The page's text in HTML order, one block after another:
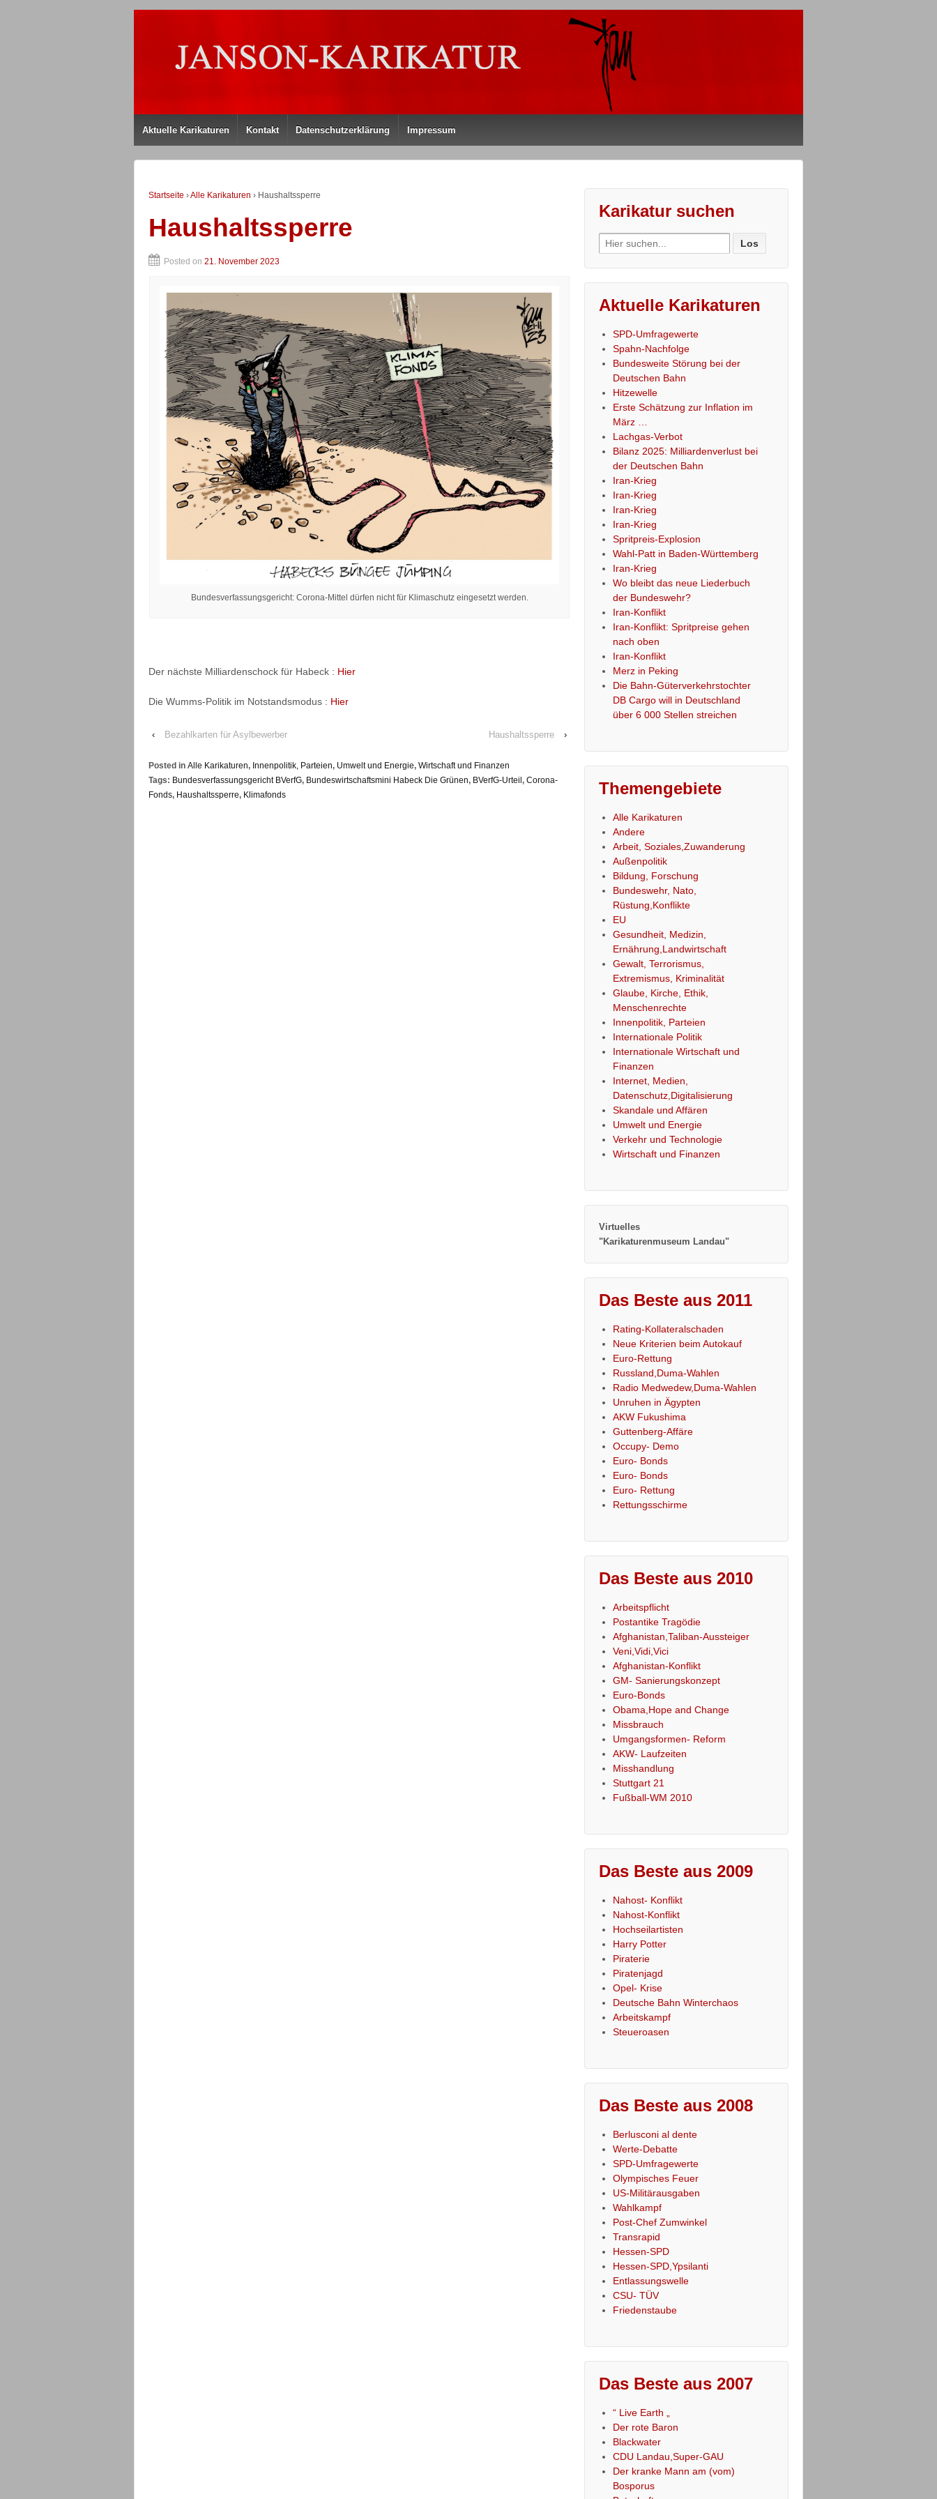
Aktuelle Karikaturen Kontakt Datenschutzerklärung Impressum
Startseite ›Alle Karikaturen › Haushaltssperre
Haushaltssperre
Posted on 21. November 2023
Bundesverfassungsgericht: Corona-Mittel dürfen nicht für Klimaschutz eingesetzt werden.
Der nächste Milliardenschock für Habeck : Hier
Die Wumms-Politik im Notstandsmodus : Hier
‹ Bezahlkarten für Asylbewerber Haushaltssperre ›
Posted in Alle Karikaturen, Innenpolitik, Parteien, Umwelt und Energie, Wirtschaft und Finanzen
Tags: Bundesverfassungsgericht BVerfG, Bundeswirtschaftsmini Habeck Die Grünen, BVerfG-Urteil, Corona-
Fonds, Haushaltssperre, Klimafonds
Karikatur suchen
Search
for:
Aktuelle Karikaturen
SPD-Umfragewerte
Spahn-Nachfolge
Bundesweite Störung bei der
Deutschen Bahn
Hitzewelle
Erste Schätzung zur Inflation im
März …
Lachgas-Verbot
Bilanz 2025: Milliardenverlust bei
der Deutschen Bahn
Iran-Krieg
Iran-Krieg
Iran-Krieg
Iran-Krieg
Spritpreis-Explosion
Wahl-Patt in Baden-Württemberg
Iran-Krieg
Wo bleibt das neue Liederbuch
der Bundeswehr?
Iran-Konflikt
Iran-Konflikt: Spritpreise gehen
nach oben
Iran-Konflikt
Merz in Peking
Die Bahn-Güterverkehrstochter
DB Cargo will in Deutschland
über 6 000 Stellen streichen
Themengebiete
Alle Karikaturen
Andere
Arbeit, Soziales,Zuwanderung
Außenpolitik
Bildung, Forschung
Bundeswehr, Nato,
Rüstung,Konflikte
EU
Gesundheit, Medizin,
Ernährung,Landwirtschaft
Gewalt, Terrorismus,
Extremismus, Kriminalität
Glaube, Kirche, Ethik,
Menschenrechte
Innenpolitik, Parteien
Internationale Politik
Internationale Wirtschaft und
Finanzen
Internet, Medien,
Datenschutz,Digitalisierung
Skandale und Affären
Umwelt und Energie
Verkehr und Technologie
Wirtschaft und Finanzen
Virtuelles
"Karikaturenmuseum Landau"
Das Beste aus 2011
Rating-Kollateralschaden
Neue Kriterien beim Autokauf
Euro-Rettung
Russland,Duma-Wahlen
Radio Medwedew,Duma-Wahlen
Unruhen in Ägypten
AKW Fukushima
Guttenberg-Affäre
Occupy- Demo
Euro- Bonds
Euro- Bonds
Euro- Rettung
Rettungsschirme
Das Beste aus 2010
Arbeitspflicht
Postantike Tragödie
Afghanistan,Taliban-Aussteiger
Veni,Vidi,Vici
Afghanistan-Konflikt
GM- Sanierungskonzept
Euro-Bonds
Obama,Hope and Change
Missbrauch
Umgangsformen- Reform
AKW- Laufzeiten
Misshandlung
Stuttgart 21
Fußball-WM 2010
Das Beste aus 2009
Nahost- Konflikt
Nahost-Konflikt
Hochseilartisten
Harry Potter
Piraterie
Piratenjagd
Opel- Krise
Deutsche Bahn Winterchaos
Arbeitskampf
Steueroasen
Das Beste aus 2008
Berlusconi al dente
Werte-Debatte
SPD-Umfragewerte
Olympisches Feuer
US-Militärausgaben
Wahlkampf
Post-Chef Zumwinkel
Transrapid
Hessen-SPD
Hessen-SPD,Ypsilanti
Entlassungswelle
CSU- TÜV
Friedenstaube
Das Beste aus 2007
“ Live Earth „
Der rote Baron
Blackwater
CDU Landau,Super-GAU
Der kranke Mann am (vom)
Bosporus